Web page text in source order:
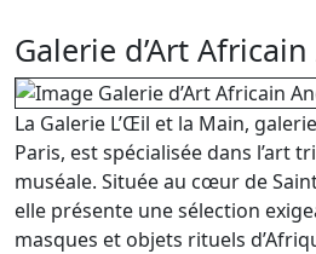
Galerie d’Art
La Galerie L’Œil et la Main,
Paris, est spécialisée dans l’art
muséale. Située au cœur de
elle présente une sélection
masques et objets rituels